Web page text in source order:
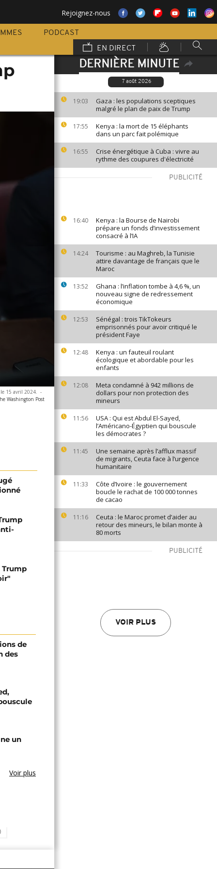
Rejoignez-nous
PODCAST
EN DIRECT
DERNIÈRE MINUTE
7 août 2026
19:03
Gaza : les populations sceptiques
malgré le plan de paix de Trump
17:55
Kenya : la mort de 15 éléphants
dans un parc fait polémique
16:55
Crise énergétique à Cuba : vivre au
rythme des coupures d'électricité
PUBLICITÉ
16:40
Kenya : la Bourse de Nairobi
prépare un fonds d’investissement
consacré à l’IA
14:24
Tourisme : au Maghreb, la Tunisie
attire davantage de français que le
Maroc
13:52
Ghana : l’inflation tombe à 4,6 %, un
nouveau signe de redressement
économique
12:53
Sénégal : trois TikTokeurs
emprisonnés pour avoir critiqué le
président Faye
12:48
Kenya : un fauteuil roulant
écologique et abordable pour les
enfants
12:08
Meta condamné à 942 millions de
dollars pour non protection des
mineurs
11:56
USA : Qui est Abdul El-Sayed,
l’Américano-Égyptien qui bouscule
les démocrates ?
11:45
Une semaine après l’afflux massif
de migrants, Ceuta face à l’urgence
humanitaire
11:33
Côte d’Ivoire : le gouvernement
boucle le rachat de 100 000 tonnes
de cacao
11:16
Ceuta : le Maroc promet d’aider au
retour des mineurs, le bilan monte à
80 morts
PUBLICITÉ
VOIR PLUS
15 avril 2024. -
Washington Post
Trump
de
des
un
Voir plus